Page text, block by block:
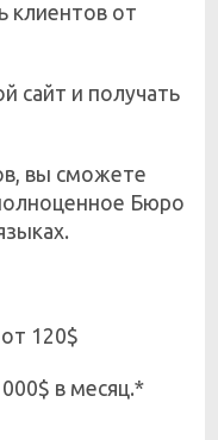
клиентов от
сайт и получать
вы сможете
Бюро
120$
в месяц.*